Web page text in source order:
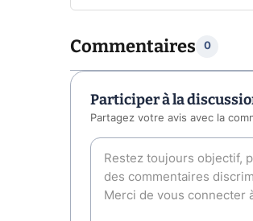
Commentaires 0
Participer à la
Partagez votre avis avec la